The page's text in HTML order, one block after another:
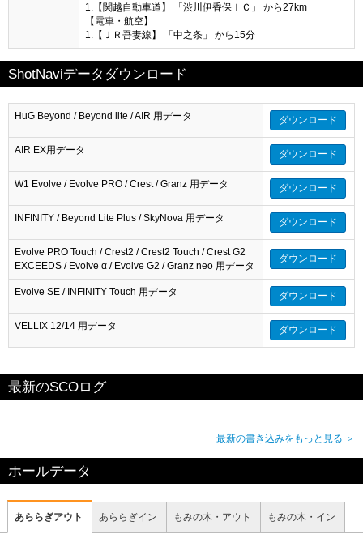
1.【関越自動車道】 「渋川伊香保ＩＣ」 から27km
【電車・航空】
1.【ＪＲ吾妻線】 「中之条」 から15分
ShotNaviデータダウンロード
HuG Beyond / Beyond lite / AIR 用データ ダウンロード
AIR EX用データ ダウンロード
W1 Evolve / Evolve PRO / Crest / Granz 用データ ダウンロード
INFINITY / Beyond Lite Plus / SkyNova 用データ ダウンロード
Evolve PRO Touch / Crest2 / Crest2 Touch / Crest G2
EXCEEDS / Evolve α / Evolve G2 / Granz neo 用データ
ダウンロード
Evolve SE / INFINITY Touch 用データ ダウンロード
VELLIX 12/14 用データ ダウンロード
最新のSCOログ
最新の書き込みをもっと見る ＞
ホールデータ
あららぎアウト あららぎイン もみの木・アウト もみの木・イン